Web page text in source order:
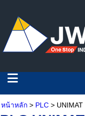
หน้าหลัก > PLC > UNIMAT